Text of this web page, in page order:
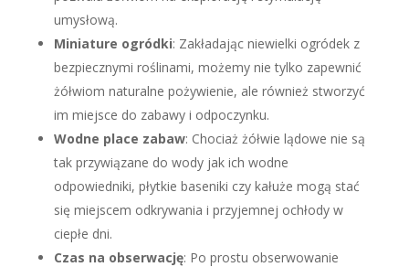
umysłową.
Miniature ogródki: Zakładając niewielki ogródek z
bezpiecznymi roślinami, możemy nie tylko zapewnić
żółwiom naturalne pożywienie, ale również stworzyć
im miejsce do zabawy i odpoczynku.
Wodne place zabaw: Chociaż żółwie lądowe nie są
tak przywiązane do wody jak ich wodne
odpowiedniki, płytkie baseniki czy kałuże mogą stać
się miejscem odkrywania i przyjemnej ochłody w
ciepłe dni.
Czas na obserwację: Po prostu obserwowanie